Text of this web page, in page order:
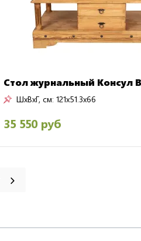
Стол журнальный Консул
ШxВxГ, см: 121x51.3x66
35 550 руб